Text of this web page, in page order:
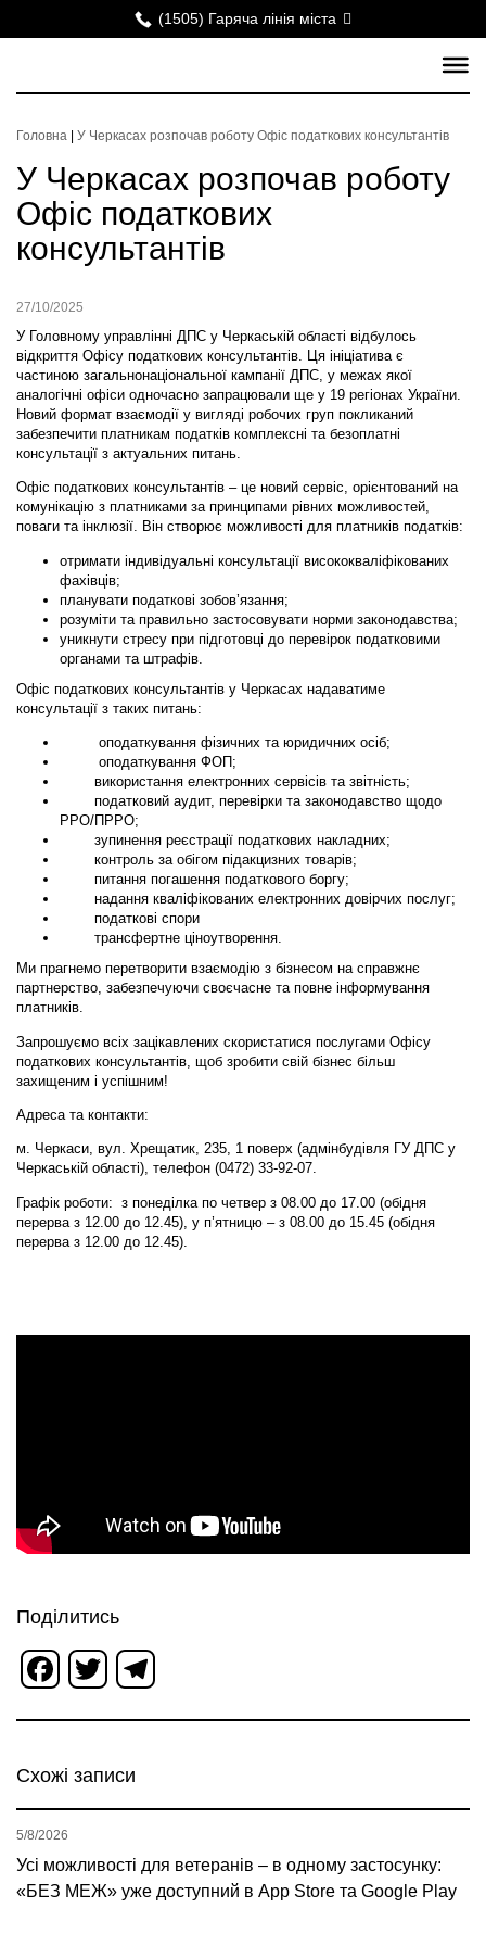
(1505) Гаряча лінія міста
Головна У Черкасах розпочав роботу Офіс податкових консультантів
У Черкасах розпочав роботу
Офіс податкових
консультантів
27/10/2025
У Головному управлінні ДПС у Черкаській області відбулось
відкриття Офісу податкових консультантів. Ця ініціатива є
частиною загальнонаціональної кампанії ДПС, у межах якої
аналогічні офіси одночасно запрацювали ще у 19 регіонах України.
Новий формат взаємодії у вигляді робочих груп покликаний
забезпечити платникам податків комплексні та безоплатні
консультації з актуальних питань.
Офіс податкових консультантів – це новий сервіс, орієнтований на
комунікацію з платниками за принципами рівних можливостей,
поваги та інклюзії. Він створює можливості для платників податків:
отримати індивідуальні консультації висококваліфікованих
фахівців;
планувати податкові зобов’язання;
розуміти та правильно застосовувати норми законодавства;
уникнути стресу при підготовці до перевірок податковими
органами та штрафів.
Офіс податкових консультантів у Черкасах надаватиме
консультації з таких питань:
оподаткування фізичних та юридичних осіб;
оподаткування ФОП;
використання електронних сервісів та звітність;
податковий аудит, перевірки та законодавство щодо
РРО/ПРРО;
зупинення реєстрації податкових накладних;
контроль за обігом підакцизних товарів;
питання погашення податкового боргу;
надання кваліфікованих електронних довірчих послуг;
податкові спори
трансфертне ціноутворення.
Ми прагнемо перетворити взаємодію з бізнесом на справжнє
партнерство, забезпечуючи своєчасне та повне інформування
платників.
Запрошуємо всіх зацікавлених скористатися послугами Офісу
податкових консультантів, щоб зробити свій бізнес більш
захищеним і успішним!
Адреса та контакти:
м. Черкаси, вул. Хрещатик, 235, 1 поверх (адмінбудівля ГУ ДПС у
Черкаській області), телефон (0472) 33-92-07.
Графік роботи: з понеділка по четвер з 08.00 до 17.00 (обідня
перерва з 12.00 до 12.45), у п’ятницю – з 08.00 до 15.45 (обідня
перерва з 12.00 до 12.45).
Поділитись
Facebook
Twitter
Схожі записи
Усі можливості для ветеранів – в одному застосунку:
«БЕЗ МЕЖ» уже доступний в App Store та Google Play
5/8/2026